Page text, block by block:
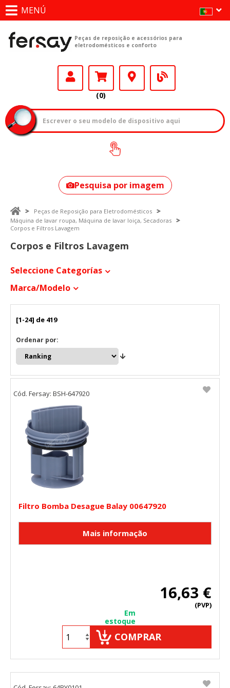
MENÚ
Peças de reposição e acessórios para
eletrodomésticos e conforto
(0)
Como encontrar
o seu modelo?
Pesquisa por imagem
Peças de Reposição para Eletrodomésticos
Máquina de lavar roupa, Máquina de lavar loiça, Secadoras
Corpos e Filtros Lavagem
Corpos e Filtros Lavagem
Seleccione Categorías
Marca/modelo
[1-24] de 419
Ordenar por:
Filtro Bomba Desague Balay 00647920
16,63 €
(PVP)
Em
estoque
COMPRAR
Cód. Fersay: BSH-647920